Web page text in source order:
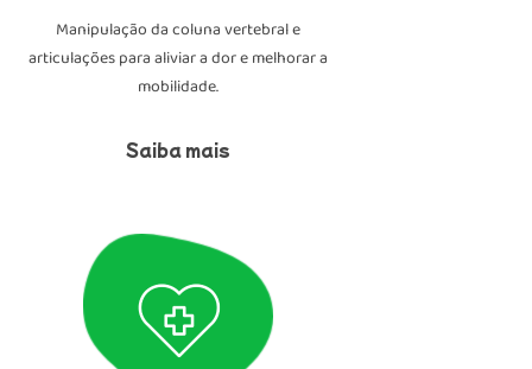
Manipulação da coluna vertebral e
articulações para aliviar a dor e melhorar a
mobilidade.
Saiba mais